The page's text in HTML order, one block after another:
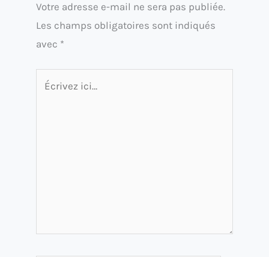
Votre adresse e-mail ne sera pas publiée.
Les champs obligatoires sont indiqués
avec *
Écrivez